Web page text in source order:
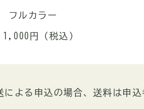
フルカラー
円（税込）
による申込の場合、送料は申